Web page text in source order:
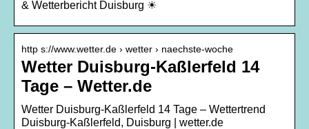
& Wetterbericht Duisburg ☀
http s://www.wetter.de › wetter › naechste-woche
Wetter Duisburg-Kaßlerfeld 14
Tage – Wetter.de
Wetter Duisburg-Kaßlerfeld 14 Tage – Wettertrend
Duisburg-Kaßlerfeld, Duisburg | wetter.de